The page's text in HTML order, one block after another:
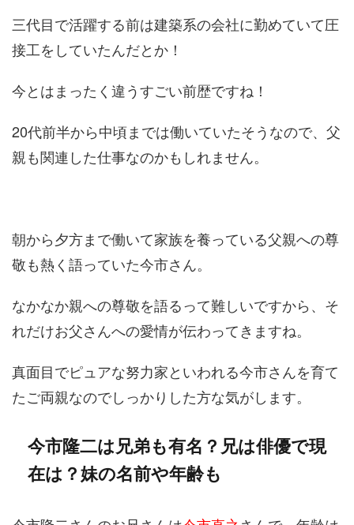
三代目で活躍する前は建築系の会社に勤めていて圧
接工をしていたんだとか！
今とはまったく違うすごい前歴ですね！
20代前半から中頃までは働いていたそうなので、父
親も関連した仕事なのかもしれません。
朝から夕方まで働いて家族を養っている父親への尊
敬も熱く語っていた今市さん。
なかなか親への尊敬を語るって難しいですから、そ
れだけお父さんへの愛情が伝わってきますね。
真面目でピュアな努力家といわれる今市さんを育て
たご両親なのでしっかりした方な気がします。
今市隆二は兄弟も有名？兄は俳優で現
在は？妹の名前や年齢も